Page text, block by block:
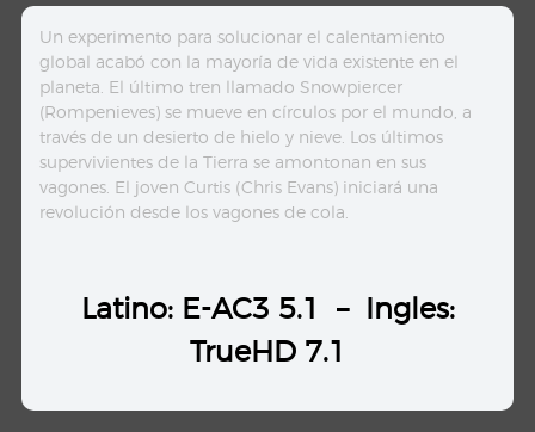
Un experimento para solucionar el calentamiento
global acabó con la mayoría de vida existente en el
planeta. El último tren llamado Snowpiercer
(Rompenieves) se mueve en círculos por el mundo, a
través de un desierto de hielo y nieve. Los últimos
supervivientes de la Tierra se amontonan en sus
vagones. El joven Curtis (Chris Evans) iniciará una
revolución desde los vagones de cola.
Latino: E-AC3 5.1 – Ingles:
TrueHD 7.1